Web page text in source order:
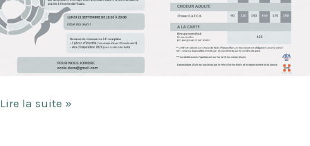
Planning
Lire la suite »